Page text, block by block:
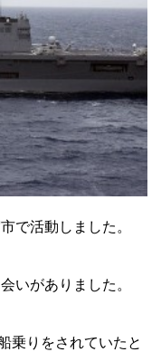
で活動しました。
いがありました。
乗りをされていたと